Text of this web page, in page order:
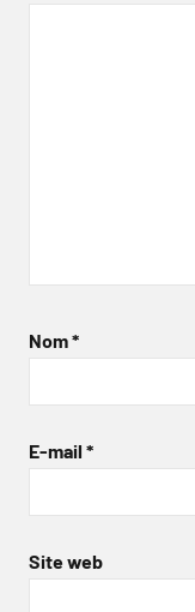
Nom*
E-mail *
Site web